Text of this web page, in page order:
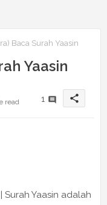
Baca Surah Yaasin
Yaasin
read 1 share
| Surah Yaasin adalah